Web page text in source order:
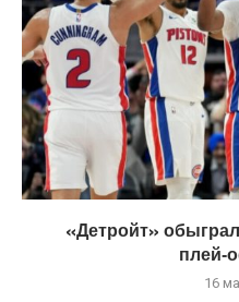
«Детройт»
16